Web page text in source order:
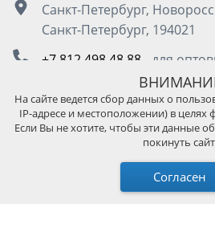
Санкт-Петербург,
Санкт-Петербург, 194021
+7 812 498 48 88 - для
- для
Москва, Остаповский
- для
8 800 511 13 36- для
На сайте ведется сбор данных о
IP-адресе и местоположении) в целях
Если Вы не хотите, чтобы эти данные
покинуть
Согласен